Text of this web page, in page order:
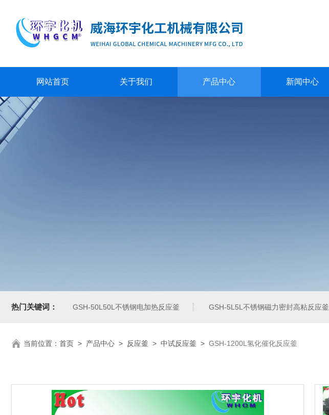
网站首页 关于我们 产品中心 新闻中心
热门关键词： GSH-50L50L不锈钢电加热反应釜 GSH-5L5L不锈钢磁力密封高粘反应釜
当前位置： 首页 > 产品中心 > 反应釜 > 中试反应釜 > GSH-1200L氢化催化反应釜